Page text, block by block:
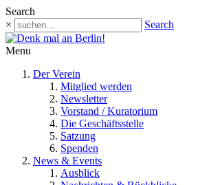
Search
×
Search
Menu
Der Verein
Mitglied werden
Newsletter
Vorstand / Kuratorium
Die Geschäftsstelle
Satzung
Spenden
News & Events
Ausblick